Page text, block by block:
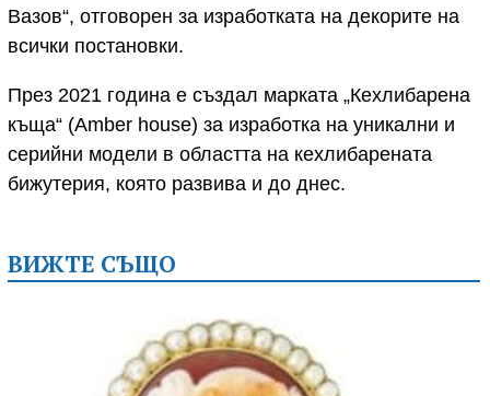
Вазов“, отговорен за изработката на декорите на
всички постановки.
През 2021 година е създал марката „Кехлибарена
къща“ (Amber house) за изработка на уникални и
серийни модели в областта на кехлибарената
бижутерия, която развива и до днес.
ВИЖТЕ СЪЩО